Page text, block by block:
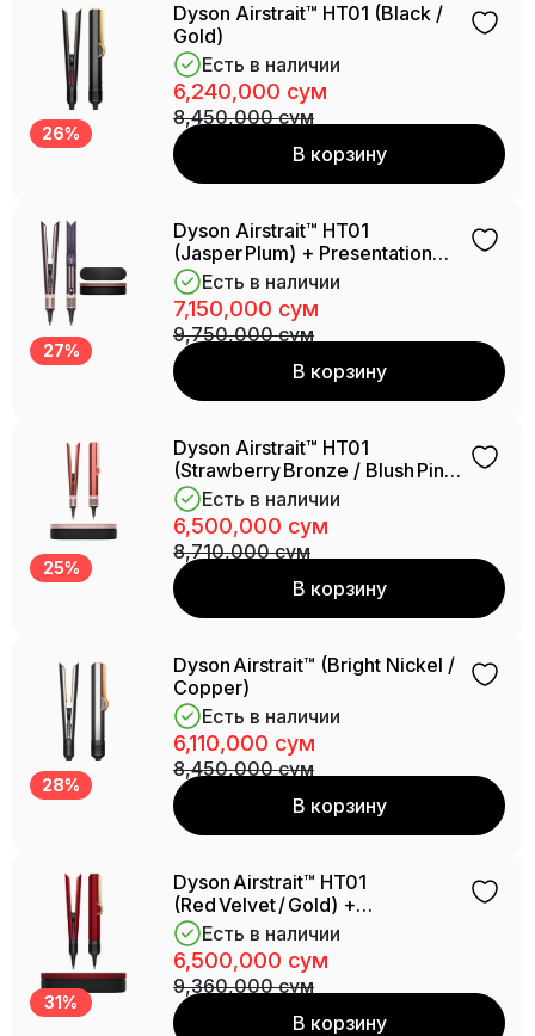
26%
Dyson Airstrait™ HT01 (Black /
Gold)
Есть в наличии
6,240,000 сум
8,450,000 сум
В корзину
27%
Dyson Airstrait™ HT01
(Jasper Plum) + Presentation
CaseЕсть в наличии
7,150,000 сум
9,750,000 сум
В корзину
25%
Dyson Airstrait™ HT01
(Strawberry Bronze / Blush Pink)
+ Presentation Case
Есть в наличии
6,500,000 сум
8,710,000 сум
В корзину
28%
Dyson Airstrait™ (Bright Nickel /
Copper)
Есть в наличии
6,110,000 сум
8,450,000 сум
В корзину
31%
Dyson Airstrait™ HT01
(Red Velvet / Gold) +
Presentation Case
Есть в наличии
6,500,000 сум
9,360,000 сум
В корзину